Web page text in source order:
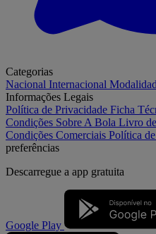
Categorias
Nacional Internacional
Informações Legais
Política de Privacidade Ficha
Condições Sobre A Bola Livro
Condições Comerciais Política
preferências
Descarregue a app gratuita
Google Play